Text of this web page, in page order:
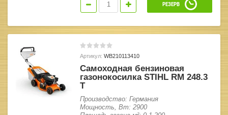
РЕЗЕРВ
Артикул: WB210113410
Самоходная бензиновая
газонокосилка STIHL RM 248.3
T
Производство: Германия
Мощность, Вт: 2900